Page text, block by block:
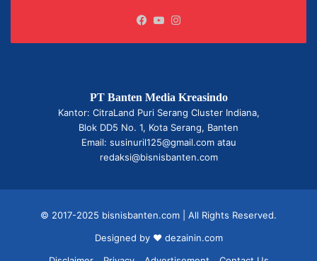
Facebook
YouTube
PT Banten Media Kreasindo
Kantor: CitraLand Puri Serang Cluster Indiana,
Blok DD5 No. 1, Kota Serang, Banten
Email: susinuril125@gmail.com atau
redaksi@bisnisbanten.com
© 2017-2025 bisnisbanten.com | All Rights Reserved.
Designed by ❤ dezainin.com